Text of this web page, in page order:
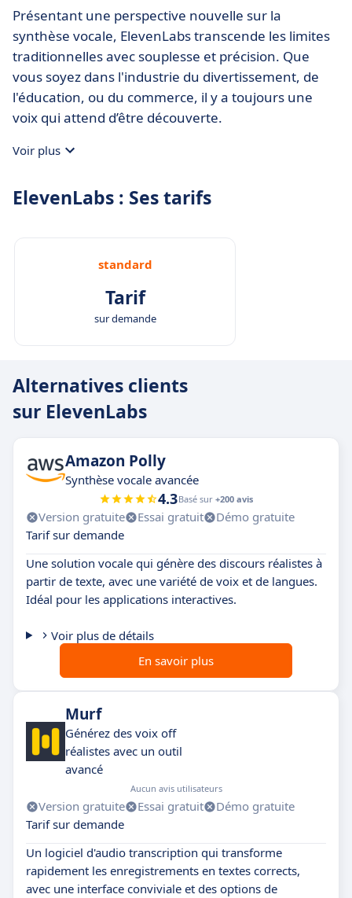
Présentant une perspective nouvelle sur la
synthèse vocale, ElevenLabs transcende les limites
traditionnelles avec souplesse et précision. Que
vous soyez dans l'industrie du divertissement, de
l'éducation, ou du commerce, il y a toujours une
voix qui attend d’être découverte.
Voir plus
ElevenLabs : Ses tarifs
standard
Tarif
sur demande
Alternatives clients
sur ElevenLabs
Amazon Polly
Synthèse vocale avancée
4.3Basé sur +200 avis
Version gratuite Essai gratuit
Démo gratuite
Tarif sur demande
Une solution vocale qui génère des discours réalistes à
partir de texte, avec une variété de voix et de langues.
Idéal pour les applications interactives.
Voir plus de détails
En savoir plus
Murf
Générez des voix off
réalistes avec un outil
avancé
Aucun avis utilisateurs
Version gratuite Essai gratuit
Démo gratuite
Tarif sur demande
Un logiciel d'audio transcription qui transforme
rapidement les enregistrements en textes corrects,
avec une interface conviviale et des options de